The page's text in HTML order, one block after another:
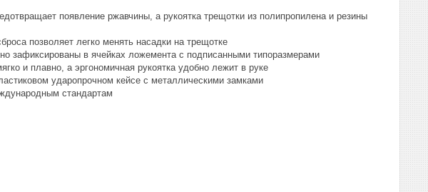
появление ржавчины, а рукоятка трещотки из полипропилена и резины
позволяет легко менять насадки на трещотке
зафиксированы в ячейках ложемента с подписанными типоразмерами
и плавно, а эргономичная рукоятка удобно лежит в руке
ударопрочном кейсе с металлическими замками
стандартам